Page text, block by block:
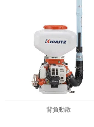
背負動散